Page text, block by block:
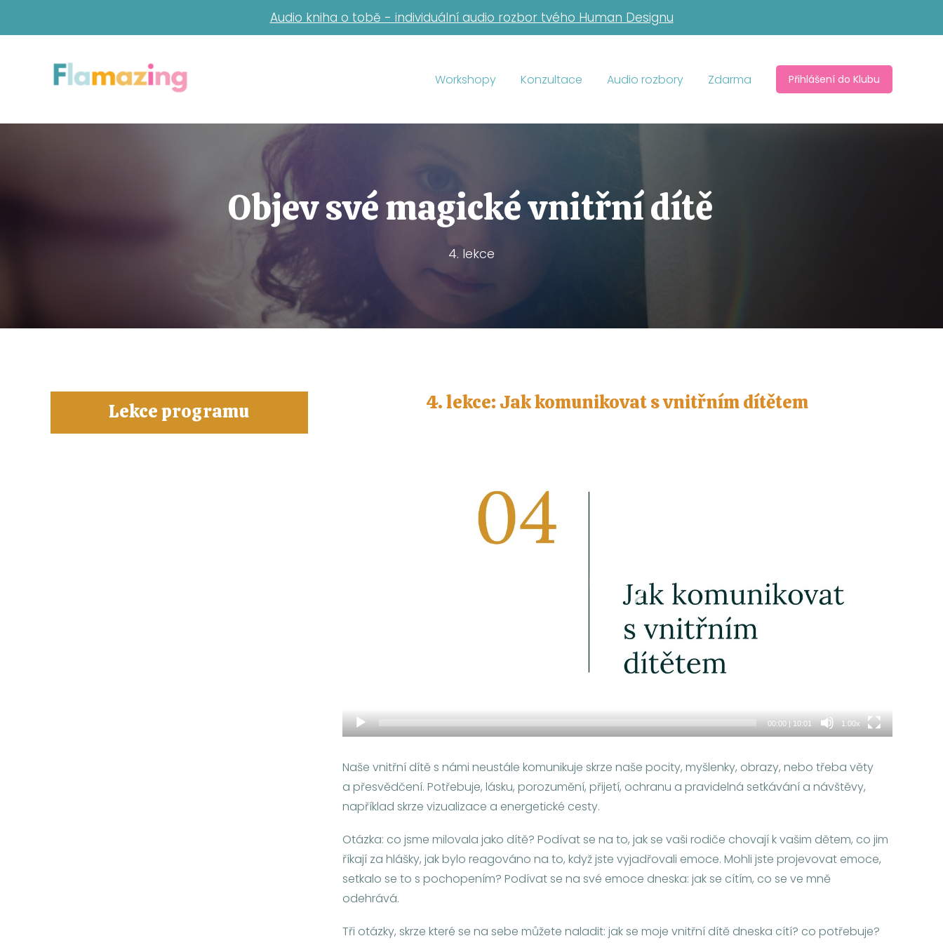
Audio kniha o tobě - individuální audio rozbor tvého Human Designu
Workshopy Konzultace Audio rozbory Zdarma Přihlášení do Klubu
Objev své magické vnitřní dítě
4. lekce
Lekce programu 4. lekce: Jak komunikovat s vnitřním dítětem
00:00 | 10:01 1.00x
Naše vnitřní dítě s námi neustále komunikuje skrze naše pocity, myšlenky, obrazy, nebo třeba věty
a přesvědčení. Potřebuje, lásku, porozumění, přijetí, ochranu a pravidelná setkávání a návštěvy,
například skrze vizualizace a energetické cesty.
Otázka: co jsme milovala jako dítě? Podívat se na to, jak se vaši rodiče chovají k vašim dětem, co jim
říkají za hlášky, jak bylo reagováno na to, když jste vyjadřovali emoce. Mohli jste projevovat emoce,
setkalo se to s pochopením? Podívat se na své emoce dneska: jak se cítím, co se ve mně
odehrává.
Tři otázky, skrze které se na sebe můžete naladit: jak se moje vnitřní dítě dneska cítí? co potřebuje?